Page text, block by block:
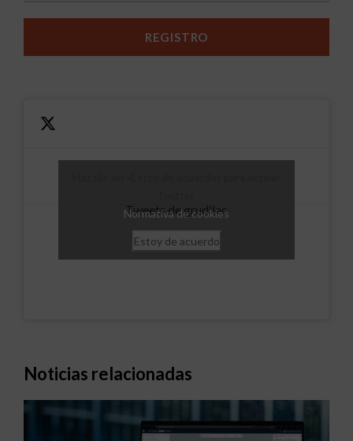
Tweets de grudilec
Normativa de cookies
Estoy de acuerdo
Noticias relacionadas